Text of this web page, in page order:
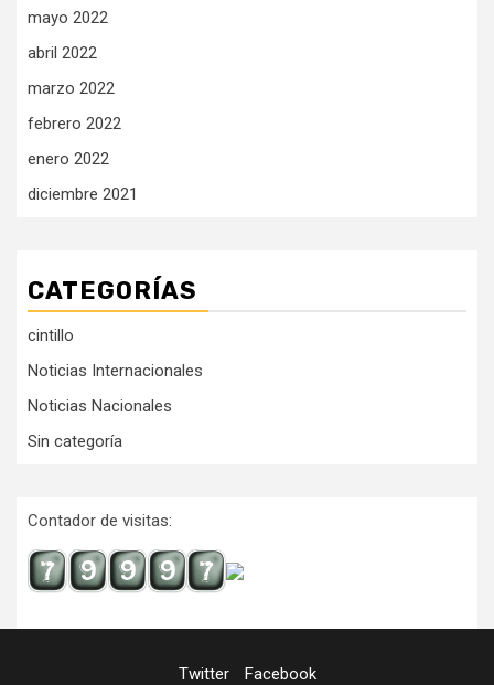
mayo 2022
abril 2022
marzo 2022
febrero 2022
enero 2022
diciembre 2021
CATEGORÍAS
cintillo
Noticias Internacionales
Noticias Nacionales
Sin categoría
Contador de visitas:
Twitter Facebook